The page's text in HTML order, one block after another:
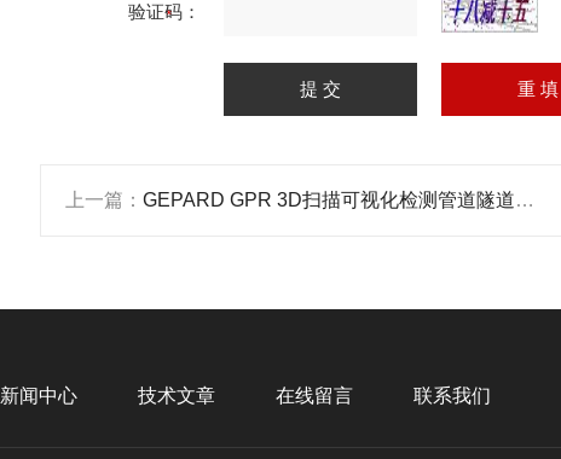
验证码：
上一篇： GEPARD GPR 3D扫描可视化检测管道隧道异常
新闻中心 技术文章 在线留言 联系我们